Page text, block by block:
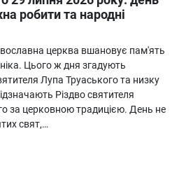
робити та народні
церква вшановує пам'ять
Цього ж дня згадують
Лупа Труаського та низку
Різдво святителя
за церковною традицією. День не
свят,…